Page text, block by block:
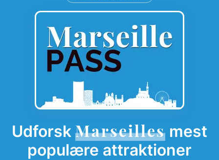
Udforsk Marseilles mest
populære attraktioner